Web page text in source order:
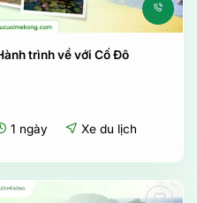
trình về với Cố Đô
1 ngày Xe du lịch